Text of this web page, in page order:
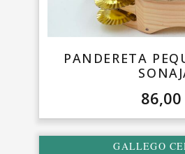
PANDERETA
86,00
GALLEGO